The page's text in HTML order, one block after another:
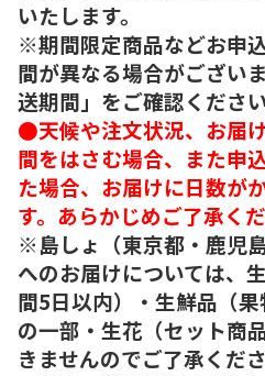
いたします。
※期間限定商品などお申
間が異なる場合がござい
送期間」をご確認ください
●天候や注文状況、お届
間をはさむ場合、また申
た場合、お届けに日数が
す。あらかじめご了承くだ
※島しょ（東京都・鹿児
へのお届けについては、
間5日以内）・生鮮品（果
の一部・生花（セット商
きませんのでご了承くださ